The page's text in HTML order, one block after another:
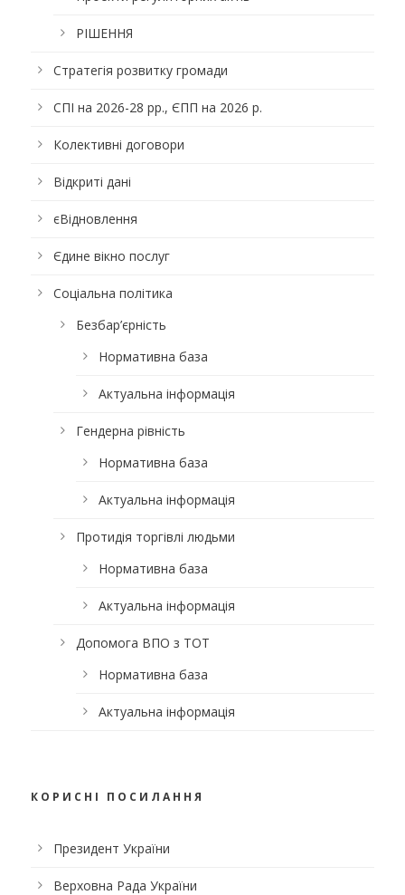
РІШЕННЯ
Стратегія розвитку громади
СПІ на 2026-28 рр., ЄПП на 2026 р.
Колективні договори
Відкриті дані
єВідновлення
Єдине вікно послуг
Соціальна політика
Безбар’єрність
Нормативна база
Актуальна інформація
Гендерна рівність
Нормативна база
Актуальна інформація
Протидія торгівлі людьми
Нормативна база
Актуальна інформація
Допомога ВПО з ТОТ
Нормативна база
Актуальна інформація
КОРИСНІ ПОСИЛАННЯ
Президент України
Верховна Рада України